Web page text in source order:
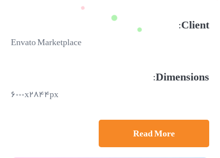
Client:
Envato Marketplace
Dimensions:
۶۰۰۰x۲۸۴۴px
Read More